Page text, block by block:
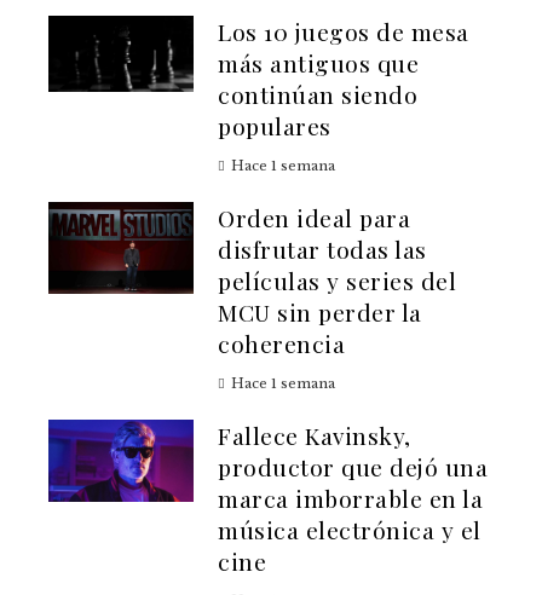
Los 10 juegos de mesa
más antiguos que
continúan siendo
populares
Hace 1 semana
Orden ideal para
disfrutar todas las
películas y series del
MCU sin perder la
coherencia
Hace 1 semana
Fallece Kavinsky,
productor que dejó una
marca imborrable en la
música electrónica y el
cine